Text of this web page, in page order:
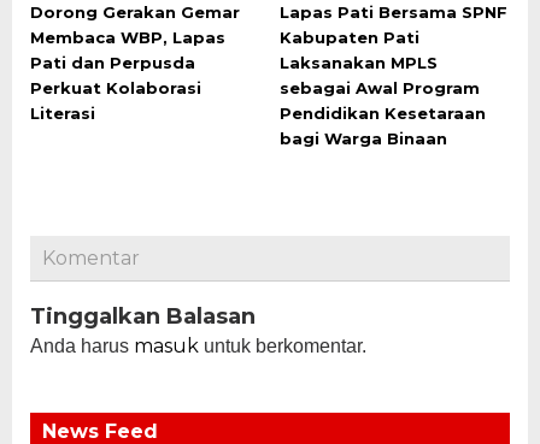
Dorong Gerakan Gemar
Membaca WBP, Lapas
Pati dan Perpusda
Perkuat Kolaborasi
Literasi
Lapas Pati Bersama SPNF
Kabupaten Pati
Laksanakan MPLS
sebagai Awal Program
Pendidikan Kesetaraan
bagi Warga Binaan
Komentar
Tinggalkan Balasan
Anda harus masuk untuk berkomentar.
News Feed